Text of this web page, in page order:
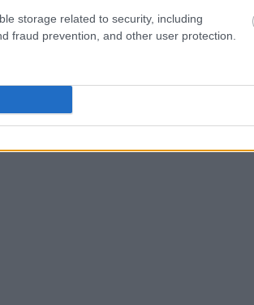
storage related to security, including
fraud prevention, and other user protection.
Feb 25, 2019 at 6:36pm PST
όμορφο μοντέλο σταμάτησε να
των Oscars παρά τη «φιλία»